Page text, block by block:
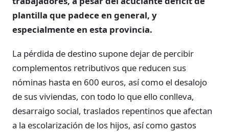
plantilla que padece en general, y
especialmente en esta provincia.
La pérdida de destino supone dejar de percibir
complementos retributivos que reducen sus
nóminas hasta en 600 euros, así como el desalojo
de sus viviendas, con todo lo que ello conlleva,
desarraigo social, traslados repentinos que afectan
a la escolarización de los hijos, así como gastos